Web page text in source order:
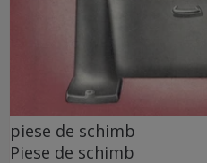
piese de schimb
Piese de schimb